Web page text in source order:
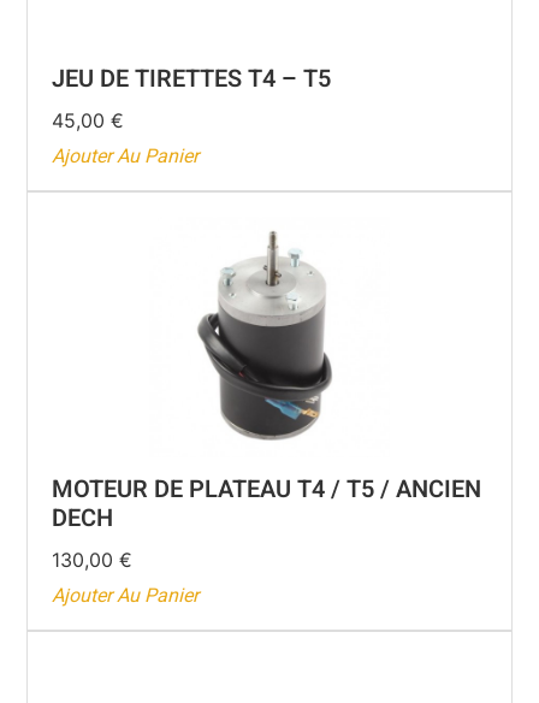
JEU DE TIRETTES T4 – T5
45,00€
Ajouter Au Panier
MOTEUR DE PLATEAU T4 / T5 / ANCIEN
DECH
130,00€
Ajouter Au Panier